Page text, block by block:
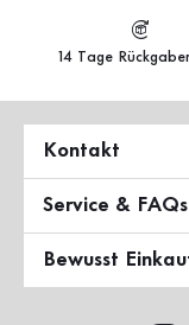
14 Tage
Kontakt
Service & FAQs
Bewusst